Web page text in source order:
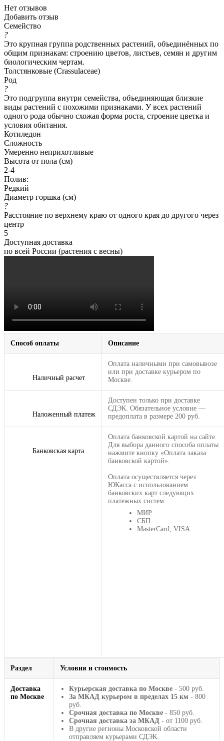
Нет отзывов
Добавить отзыв
Семейство
?
Это крупная группа родственных растений, объединённых по
общим признакам: строению цветов, листьев, семян и другим
биологическим чертам.
Толстянковые (Crassulaceae)
Род
?
Это подгруппа внутри семейства, объединяющая близкие
виды растений с похожими признаками. У всех растений
одного рода обычно схожая форма роста, строение цветка и
условия обитания.
Котиледон
Сложность
Умеренно неприхотливые
Высота от пола (см)
2-4
Полив:
Редкий
Диаметр горшка (см)
?
Расстояние по верхнему краю от одного края до другого через
центр
5
Доступная доставка
по всей России (растения с весны)
Способ оплаты Описание
Наличный расчет
Оплата наличными при самовывозе
или при доставке курьером по
Москве.
Наложенный платеж
Доступен только при доставке
СДЭК. Обязательное условие —
предоплата в размере 200 руб.
Банковская карта
Оплата банковской картой на сайте.
Для выбора данного способа оплаты
нажмите кнопку «Оплата заказа
банковской картой».
Оплата осуществляется через
ЮКасса с использованием
банковских карт следующих
платежных систем:
МИР
СБП
MasterCard, VISA
Раздел Условия и стоимость
Доставка
по Москве
Курьерская доставка по Москве - 500 руб.
За МКАД курьером в пределах 15 км - 800
руб.
Срочная доставка по Москве - 850 руб.
Срочная доставка за МКАД - от 1100 руб.
В другие регионы Московской области
отправляем курьерами СДЭК.